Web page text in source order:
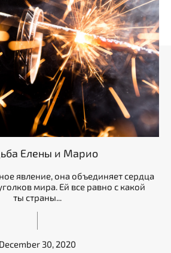
Елены и Марио
явление, она объединяет сердца
мира. Ей все равно с какой
ты страны...
December 30, 2020